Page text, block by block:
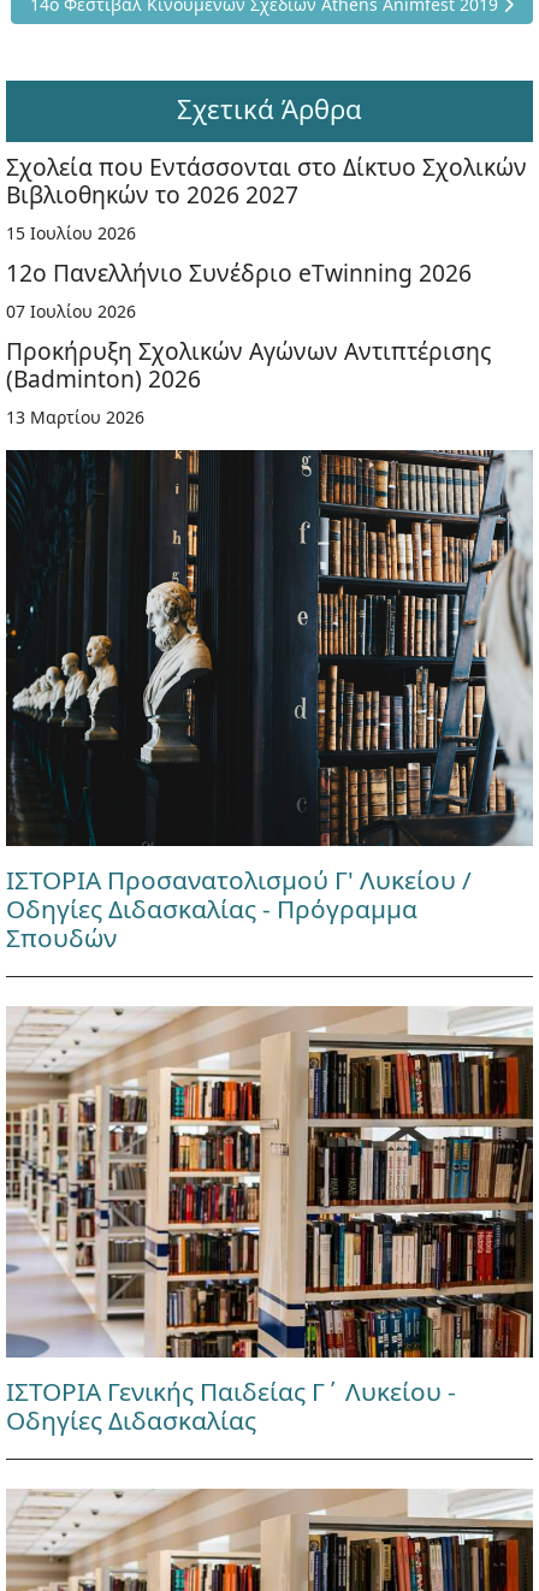
Σχετικά Άρθρα
Σχολεία που Εντάσσονται στο Δίκτυο Σχολικών
Βιβλιοθηκών το 2026 2027
15 Ιουλίου 2026
12ο Πανελλήνιο Συνέδριο eTwinning 2026
07 Ιουλίου 2026
Προκήρυξη Σχολικών Αγώνων Αντιπτέρισης
(Badminton) 2026
13 Μαρτίου 2026
ΙΣΤΟΡΙΑ Προσανατολισμού Γ' Λυκείου /
Οδηγίες Διδασκαλίας - Πρόγραμμα
Σπουδών
ΙΣΤΟΡΙΑ Γενικής Παιδείας Γ΄ Λυκείου -
Οδηγίες Διδασκαλίας